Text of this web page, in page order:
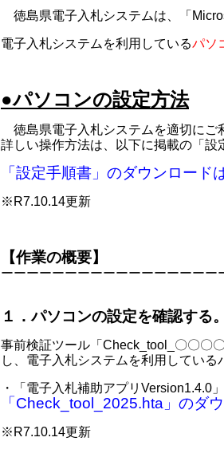
徳島県電子入札システムは、「
電子入札システムを利用しているパソ
●パソコンの設定方法
徳島県電子入札システムを適切にご
詳しい操作方法は、以下に掲載の「設
「設定手順書」のダウンロード
※R7.10.14更新
【作業の概要】
ーーーーーーーーーーーーーーーー
１．パソコンの設定を確認する
事前検証ツール「Check_tool_〇〇〇
し、電子入札システムを利用している
・「電子入札補助アプリVersion1.4.0
「Check_tool_2025.hta」のダ
※R7.10.14更新